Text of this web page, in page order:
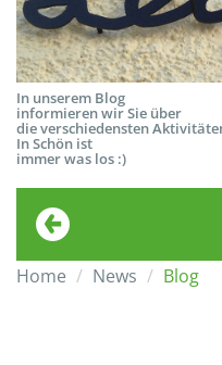
In unserem Blog
informieren wir Sie über
die verschiedensten
In Schön ist
immer was los :)
Home News Blog